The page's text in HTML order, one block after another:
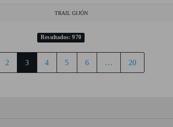
TRAIL GIJÓN
Resultados: 970
2 3 4 5 6 … 20